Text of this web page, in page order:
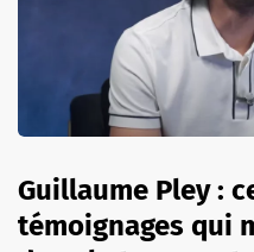
Guillaume Pley :
témoignages qui